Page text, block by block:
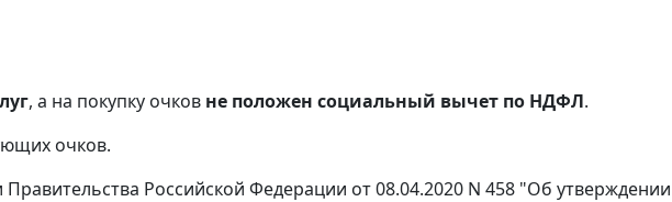
, а на покупку очков не положен социальный вычет по НДФЛ.
очков.
Российской Федерации от 08.04.2020 N 458 "Об утверждении